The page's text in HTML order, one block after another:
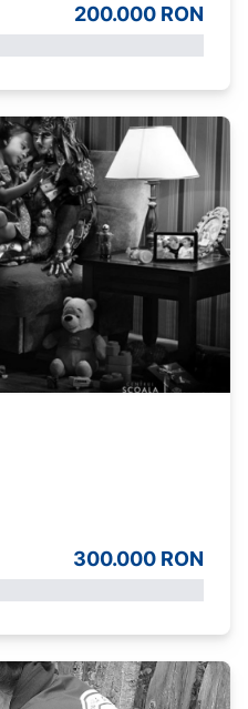
200.000 RON
300.000 RON